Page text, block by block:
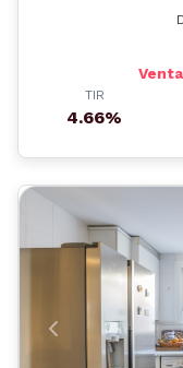
TIR
4.66%
Anterior